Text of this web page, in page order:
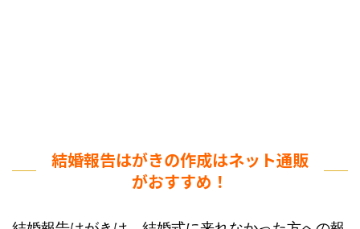
結婚報告はがきの作成はネット通販
がおすすめ！